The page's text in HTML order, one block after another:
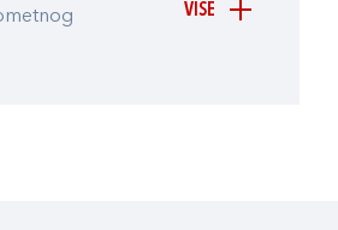
VIŠE